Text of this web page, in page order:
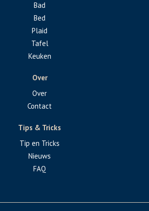
Bad
Bed
Plaid
Tafel
Keuken
Over
Over
Contact
Tips & Tricks
Tip en Tricks
Nieuws
FAQ